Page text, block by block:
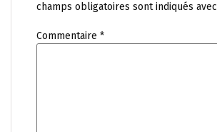
champs obligatoires sont indiqués avec
Commentaire *